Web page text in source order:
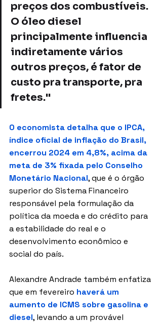
preços dos combustíveis.
O óleo diesel
principalmente influencia
indiretamente vários
outros preços, é fator de
custo pra transporte, pra
fretes."
O economista detalha que o IPCA,
índice oficial de inflação do Brasil,
encerrou 2024 em 4,8%, acima da
meta de 3% fixada pelo Conselho
Monetário Nacional, que é o órgão
superior do Sistema Financeiro
responsável pela formulação da
política da moeda e do crédito para
a estabilidade do real e o
desenvolvimento econômico e
social do país.
Alexandre Andrade também enfatiza
que em fevereiro haverá um
aumento de ICMS sobre gasolina e
diesel, levando a um provável